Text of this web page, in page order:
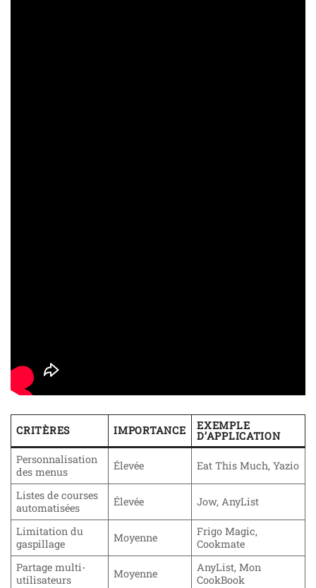
CRITÈRES IMPORTANCE EXEMPLE
D’APPLICATION
Personnalisation
des menus
Élevée Eat This Much, Yazio
Listes de courses
automatisées
Élevée Jow, AnyList
Limitation du
gaspillage
Moyenne
Frigo Magic,
Cookmate
Partage multi-
utilisateurs
Moyenne
AnyList, Mon
CookBook